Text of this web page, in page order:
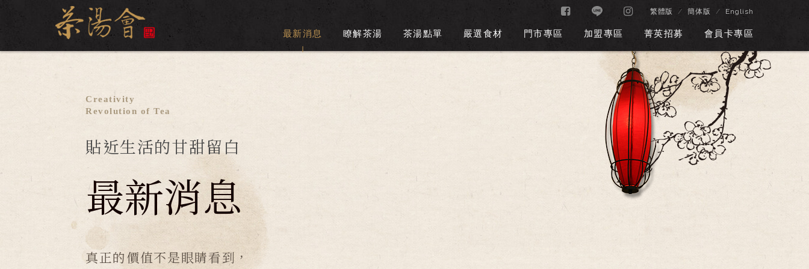
繁體版 簡体版 English
最新消息 瞭解茶湯 茶湯點單 嚴選食材 門市專區 加盟專區 菁英招募 會員卡專區
Creativity
Revolution of Tea
貼近生活的甘甜留白
最新消息
真正的價值不是眼睛看到，